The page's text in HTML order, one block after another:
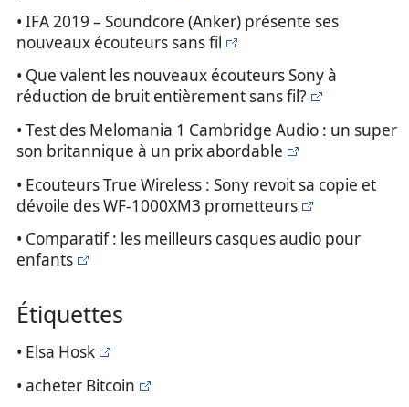
• IFA 2019 – Soundcore (Anker) présente ses
nouveaux écouteurs sans fil
• Que valent les nouveaux écouteurs Sony à
réduction de bruit entièrement sans fil?
• Test des Melomania 1 Cambridge Audio : un super
son britannique à un prix abordable
• Ecouteurs True Wireless : Sony revoit sa copie et
dévoile des WF-1000XM3 prometteurs
• Comparatif : les meilleurs casques audio pour
enfants
Étiquettes
• Elsa Hosk
• acheter Bitcoin